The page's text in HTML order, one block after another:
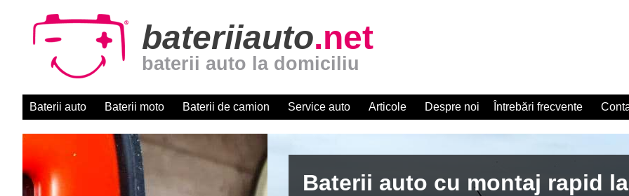
bateriiauto.net
baterii auto la domiciliu
Baterii auto Baterii moto Baterii de camion Service auto Articole Despre noi Întrebări frecvente
Baterii auto cu montaj rapid la